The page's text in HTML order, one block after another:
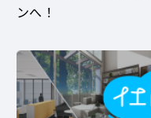
ンへ！